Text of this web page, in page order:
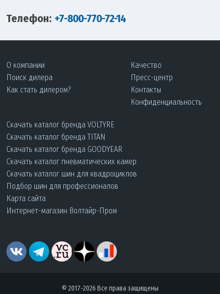
Телефон: +7-800-770-72-14
О компании
Поиск дилера
Как стать дилером?
Качество
Пресс-центр
Контакты
Конфиденциальность
Скачать каталог бренда VOLTYRE
Скачать каталог бренда TITAN
Скачать каталог бренда GOODYEAR
Скачать каталог пневматических камер
Скачать каталог шин для квадроциклов
Подбор шин для профессионалов
Карта сайта
Интернет-магазин Волтайр-Пром
© 2017-2026 Все права защищены